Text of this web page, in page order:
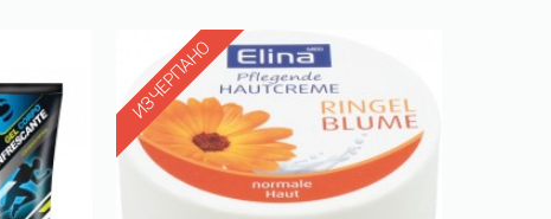
ИЗЧЕРПАНО